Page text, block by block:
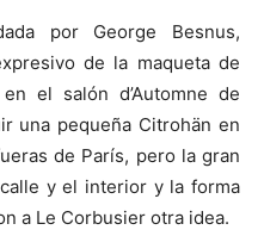
por George Besnus,
de la maqueta de
el salón d’Automne de
una pequeña Citrohän en
de París, pero la gran
y el interior y la forma
a Le Corbusier otra idea.